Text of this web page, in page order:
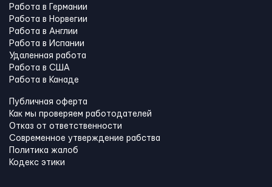
Работа в Германии
Работа в Норвегии
Работа в Англии
Работа в Испании
Удаленная работа
Работа в США
Работа в Канадe
Публичная оферта
Как мы проверяем работодателей
Отказ от ответственности
Современное утверждение рабства
Политика жалоб
Кодекс этики